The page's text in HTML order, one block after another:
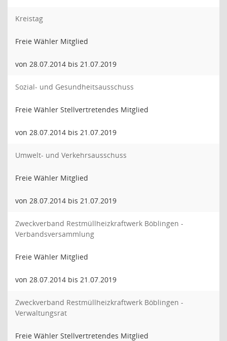
Kreistag
Freie Wähler Mitglied
von 28.07.2014 bis 21.07.2019
Sozial- und Gesundheitsausschuss
Freie Wähler Stellvertretendes Mitglied
von 28.07.2014 bis 21.07.2019
Umwelt- und Verkehrsausschuss
Freie Wähler Mitglied
von 28.07.2014 bis 21.07.2019
Zweckverband Restmüllheizkraftwerk Böblingen -
Verbandsversammlung
Freie Wähler Mitglied
von 28.07.2014 bis 21.07.2019
Zweckverband Restmüllheizkraftwerk Böblingen -
Verwaltungsrat
Freie Wähler Stellvertretendes Mitglied